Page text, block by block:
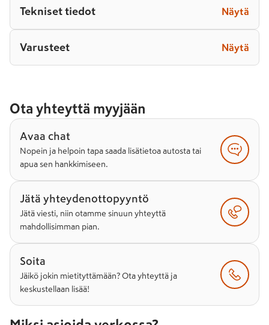
Tekniset tiedot Näytä
Varusteet Näytä
Ota yhteyttä myyjään
Avaa chat
Nopein ja helpoin tapa saada lisätietoa autosta tai
apua sen hankkimiseen.
Jätä yhteydenottopyyntö
Jätä viesti, niin otamme sinuun yhteyttä
mahdollisimman pian.
Soita
Jäikö jokin mietityttämään? Ota yhteyttä ja
keskustellaan lisää!